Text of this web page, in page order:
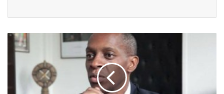
Affaire
Dubaï/porta
beaucoup